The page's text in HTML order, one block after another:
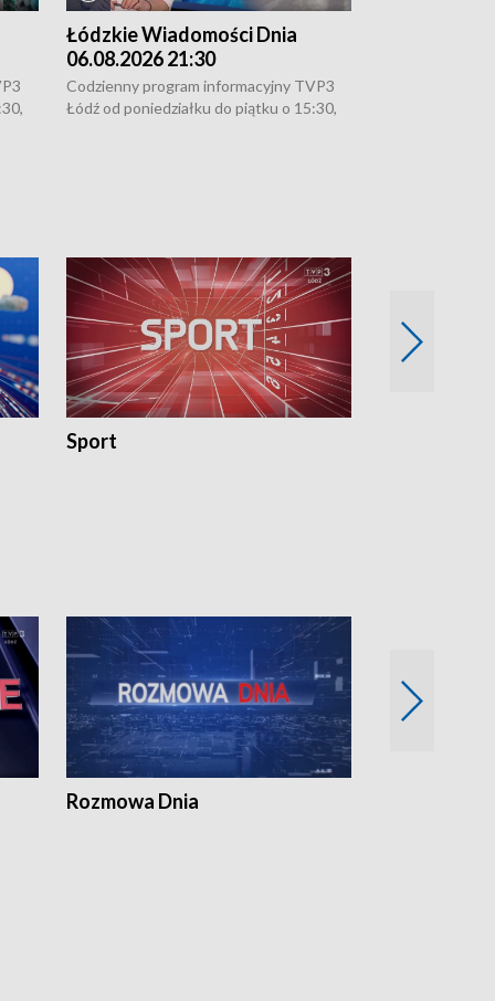
Łódzkie Wiadomości Dnia
06.08.2026 21:30
Codzienny program informacyjny TVP3
Łódź od poniedziałku do piątku o 15:30,
Sport
Rozmowa Dnia